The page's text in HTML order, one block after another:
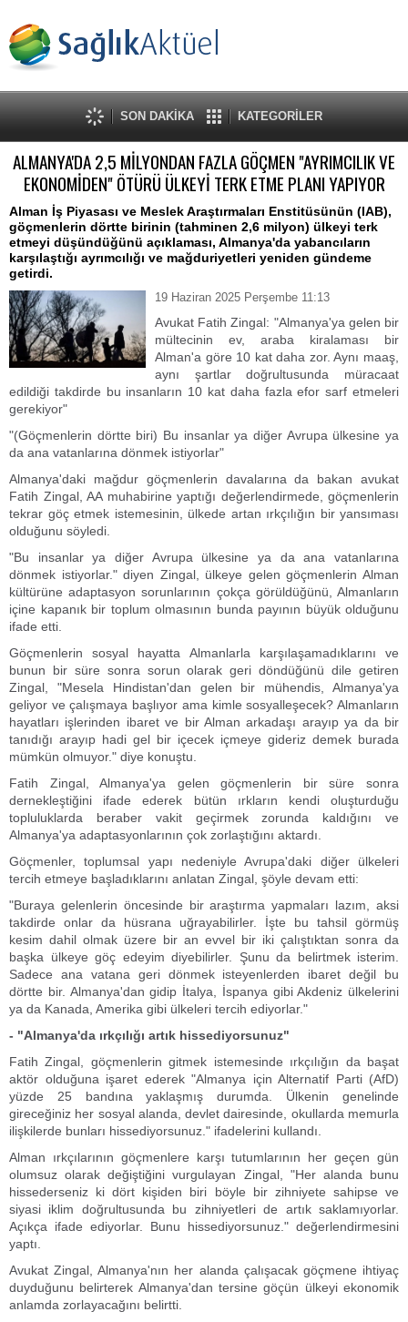
SON DAKİKA KATEGORİLER
ALMANYA'DA 2,5 MİLYONDAN FAZLA GÖÇMEN "AYRIMCILIK VE
EKONOMİDEN" ÖTÜRÜ ÜLKEYİ TERK ETME PLANI YAPIYOR
Alman İş Piyasası ve Meslek Araştırmaları Enstitüsünün (IAB),
göçmenlerin dörtte birinin (tahminen 2,6 milyon) ülkeyi terk
etmeyi düşündüğünü açıklaması, Almanya'da yabancıların
karşılaştığı ayrımcılığı ve mağduriyetleri yeniden gündeme
getirdi.
19 Haziran 2025 Perşembe 11:13
Avukat Fatih Zingal: "Almanya'ya gelen bir
mültecinin ev, araba kiralaması bir
Alman'a göre 10 kat daha zor. Aynı maaş,
aynı şartlar doğrultusunda müracaat
edildiği takdirde bu insanların 10 kat daha fazla efor sarf etmeleri
gerekiyor"
"(Göçmenlerin dörtte biri) Bu insanlar ya diğer Avrupa ülkesine ya
da ana vatanlarına dönmek istiyorlar"
Almanya'daki mağdur göçmenlerin davalarına da bakan avukat
Fatih Zingal, AA muhabirine yaptığı değerlendirmede, göçmenlerin
tekrar göç etmek istemesinin, ülkede artan ırkçılığın bir yansıması
olduğunu söyledi.
"Bu insanlar ya diğer Avrupa ülkesine ya da ana vatanlarına
dönmek istiyorlar." diyen Zingal, ülkeye gelen göçmenlerin Alman
kültürüne adaptasyon sorunlarının çokça görüldüğünü, Almanların
içine kapanık bir toplum olmasının bunda payının büyük olduğunu
ifade etti.
Göçmenlerin sosyal hayatta Almanlarla karşılaşamadıklarını ve
bunun bir süre sonra sorun olarak geri döndüğünü dile getiren
Zingal, "Mesela Hindistan'dan gelen bir mühendis, Almanya'ya
geliyor ve çalışmaya başlıyor ama kimle sosyalleşecek? Almanların
hayatları işlerinden ibaret ve bir Alman arkadaşı arayıp ya da bir
tanıdığı arayıp hadi gel bir içecek içmeye gideriz demek burada
mümkün olmuyor." diye konuştu.
Fatih Zingal, Almanya'ya gelen göçmenlerin bir süre sonra
dernekleştiğini ifade ederek bütün ırkların kendi oluşturduğu
topluluklarda beraber vakit geçirmek zorunda kaldığını ve
Almanya'ya adaptasyonlarının çok zorlaştığını aktardı.
Göçmenler, toplumsal yapı nedeniyle Avrupa'daki diğer ülkeleri
tercih etmeye başladıklarını anlatan Zingal, şöyle devam etti:
"Buraya gelenlerin öncesinde bir araştırma yapmaları lazım, aksi
takdirde onlar da hüsrana uğrayabilirler. İşte bu tahsil görmüş
kesim dahil olmak üzere bir an evvel bir iki çalıştıktan sonra da
başka ülkeye göç edeyim diyebilirler. Şunu da belirtmek isterim.
Sadece ana vatana geri dönmek isteyenlerden ibaret değil bu
dörtte bir. Almanya'dan gidip İtalya, İspanya gibi Akdeniz ülkelerini
ya da Kanada, Amerika gibi ülkeleri tercih ediyorlar."
- "Almanya'da ırkçılığı artık hissediyorsunuz"
Fatih Zingal, göçmenlerin gitmek istemesinde ırkçılığın da başat
aktör olduğuna işaret ederek "Almanya için Alternatif Parti (AfD)
yüzde 25 bandına yaklaşmış durumda. Ülkenin genelinde
gireceğiniz her sosyal alanda, devlet dairesinde, okullarda memurla
ilişkilerde bunları hissediyorsunuz." ifadelerini kullandı.
Alman ırkçılarının göçmenlere karşı tutumlarının her geçen gün
olumsuz olarak değiştiğini vurgulayan Zingal, "Her alanda bunu
hissederseniz ki dört kişiden biri böyle bir zihniyete sahipse ve
siyasi iklim doğrultusunda bu zihniyetleri de artık saklamıyorlar.
Açıkça ifade ediyorlar. Bunu hissediyorsunuz." değerlendirmesini
yaptı.
Avukat Zingal, Almanya'nın her alanda çalışacak göçmene ihtiyaç
duyduğunu belirterek Almanya'dan tersine göçün ülkeyi ekonomik
anlamda zorlayacağını belirtti.